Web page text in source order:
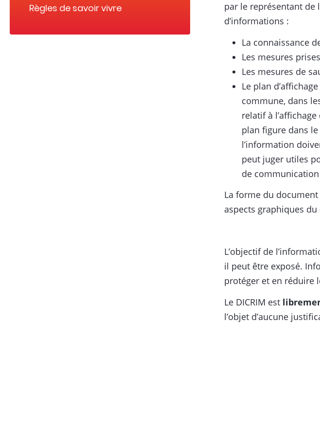
par le représentant de
d’informations :
La connaissance
Les mesures
Les mesures de
Le plan
commune, dans
relatif à
plan figure dans
l’information
peut juger utiles
de
La forme du
aspects graphiques
L’objectif de
il peut être exposé.
protéger et en réduire
Le DICRIM est
l’objet d’aucune
Règles de savoir vivre